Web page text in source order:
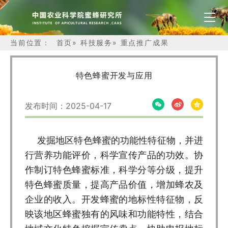
当前位置： 首页» 科技服务 » 重点推广成果
特色蜂蜜开发与应用
发布时间：2025-04-17
发掘地区特色蜂蜜的功能性特征物，并进
行营养功能评价，科学宣传产品的功效。协
作制订特色蜂蜜标准，科学分等分级，提升
特色蜂蜜质量，提高产品价值，增加蜂农及
企业的收入。开发蜂蜜的地标性特征物，反
映该地区蜂蜜独有的风味和功能特性，结合